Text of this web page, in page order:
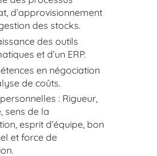
d’approvisionnement
des stocks.
des outils
et d’un ERP.
en négociation
de coûts.
: Rigueur,
sens de la
esprit d’équipe, bon
et force de